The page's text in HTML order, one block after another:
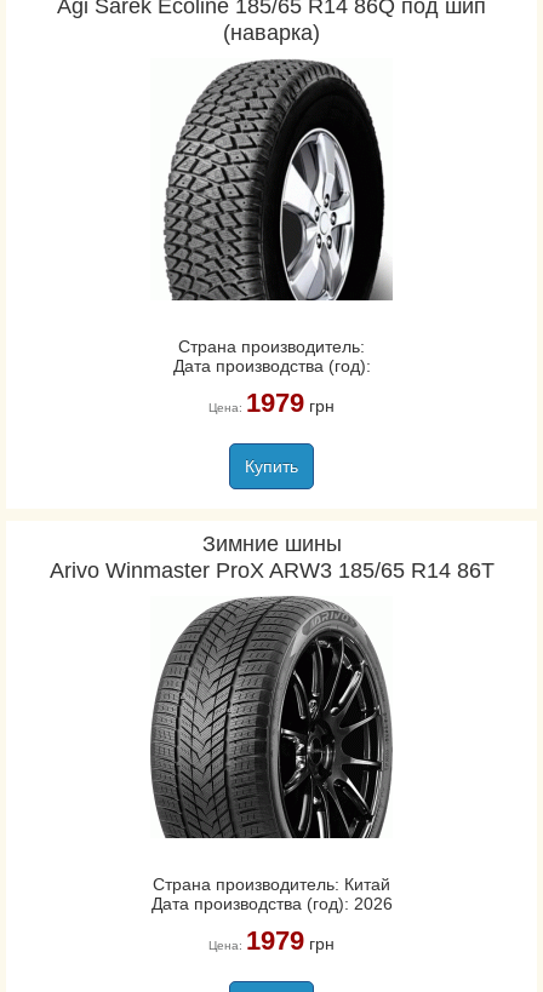
Agi Sarek Ecoline 185/65 R14 86Q под шип
(наварка)
Страна производитель:
Дата производства (год):
Цена: 1979грн
Купить
Зимние шины
Arivo Winmaster ProX ARW3 185/65 R14 86T
Страна производитель: Китай
Дата производства (год): 2026
Цена: 1979грн